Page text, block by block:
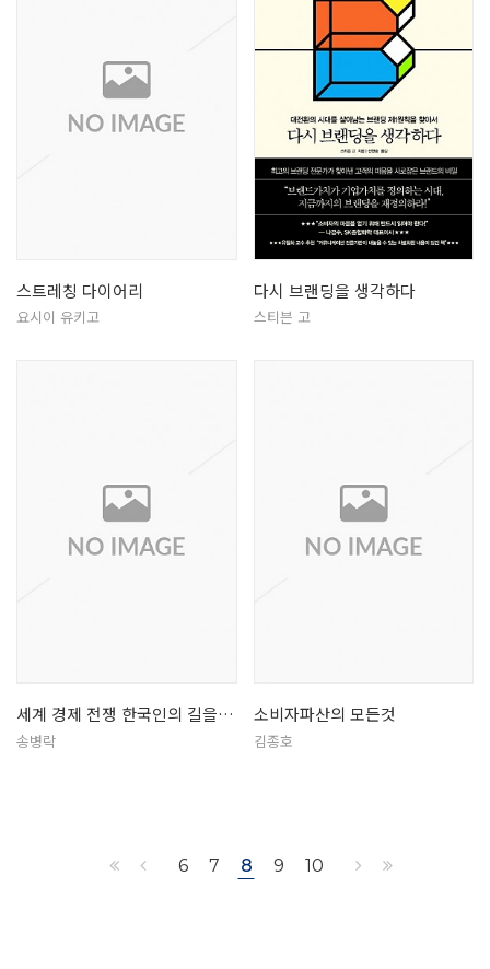
스트레칭 다이어리
요시이 유키고
다시 브랜딩을 생각하다
스티븐 고
세계 경제 전쟁 한국인의 길을 찾아라
송병락
소비자파산의 모든것
김종호
6 7 8 9 10